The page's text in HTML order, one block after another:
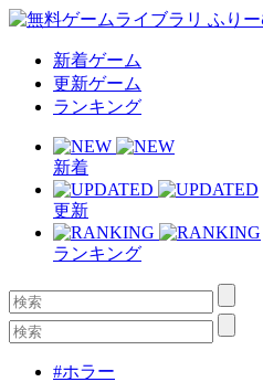
新着ゲーム
更新ゲーム
ランキング
新着
更新
ランキング
#ホラー